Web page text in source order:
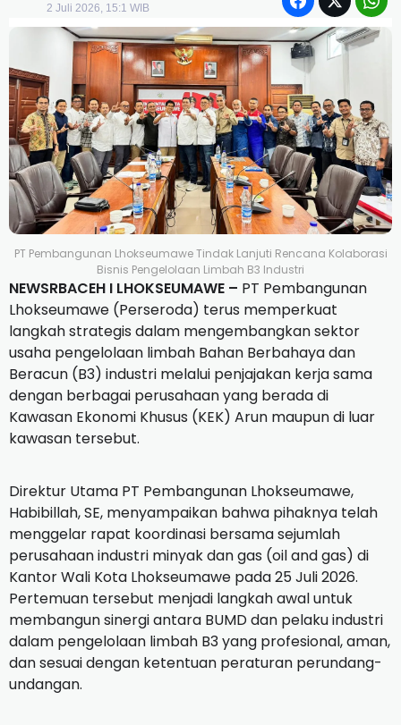
2 Juli 2026, 15:1 WIB
PT Pembangunan Lhokseumawe Tindak Lanjuti Rencana Kolaborasi
Bisnis Pengelolaan Limbah B3 Industri
NEWSRBACEH I LHOKSEUMAWE – PT Pembangunan
Lhokseumawe (Perseroda) terus memperkuat
langkah strategis dalam mengembangkan sektor
usaha pengelolaan limbah Bahan Berbahaya dan
Beracun (B3) industri melalui penjajakan kerja sama
dengan berbagai perusahaan yang berada di
Kawasan Ekonomi Khusus (KEK) Arun maupun di luar
kawasan tersebut.
Direktur Utama PT Pembangunan Lhokseumawe,
Habibillah, SE, menyampaikan bahwa pihaknya telah
menggelar rapat koordinasi bersama sejumlah
perusahaan industri minyak dan gas (oil and gas) di
Kantor Wali Kota Lhokseumawe pada 25 Juli 2026.
Pertemuan tersebut menjadi langkah awal untuk
membangun sinergi antara BUMD dan pelaku industri
dalam pengelolaan limbah B3 yang profesional, aman,
dan sesuai dengan ketentuan peraturan perundang-
undangan.